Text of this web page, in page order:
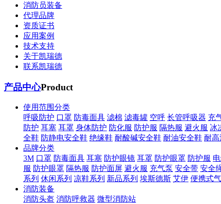
消防员装备
代理品牌
资质证书
应用案例
技术支持
关于凯瑞德
联系凯瑞德
产品中心Product
使用范围分类
呼吸防护 口罩 防毒面具 滤棉 滤毒罐 空呼 长管呼吸器 充
防护 耳塞 耳罩 身体防护 防化服 防护服 隔热服 避火服 冰
全鞋 防静电安全鞋 绝缘鞋 耐酸碱安全鞋 耐油安全鞋 耐
品牌分类
3M 口罩 防毒面具 耳塞 防护眼镜 耳罩 防护眼罩 防护服
服 防护眼罩 隔热服 防护面屏 避火服 充气泵 安全带 安全
系列 休闲系列 凉鞋系列 新品系列 埃斯德斯 艾伊 便携式
消防装备
消防头盔 消防呼救器 微型消防站